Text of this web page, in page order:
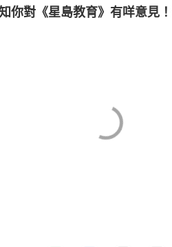
你對《星島教育》有咩意見